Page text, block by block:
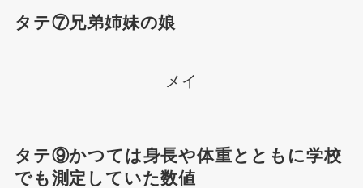
タテ⑦兄弟姉妹の娘
メイ
タテ⑨かつては身長や体重とともに学校
でも測定していた数値